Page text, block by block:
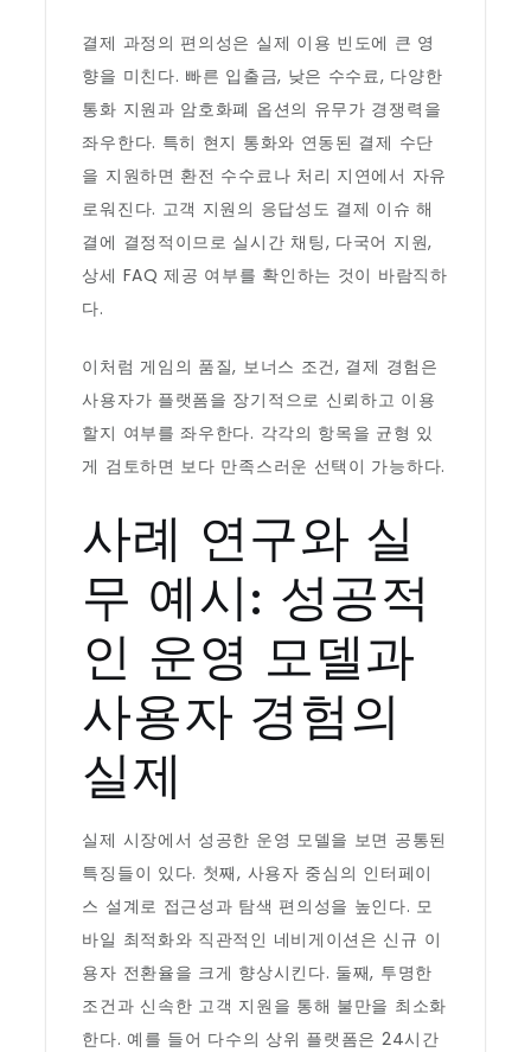
결제 과정의 편의성은 실제 이용 빈도에 큰 영
향을 미친다. 빠른 입출금, 낮은 수수료, 다양한
통화 지원과 암호화폐 옵션의 유무가 경쟁력을
좌우한다. 특히 현지 통화와 연동된 결제 수단
을 지원하면 환전 수수료나 처리 지연에서 자유
로워진다. 고객 지원의 응답성도 결제 이슈 해
결에 결정적이므로 실시간 채팅, 다국어 지원,
상세 FAQ 제공 여부를 확인하는 것이 바람직하
다.
이처럼 게임의 품질, 보너스 조건, 결제 경험은
사용자가 플랫폼을 장기적으로 신뢰하고 이용
할지 여부를 좌우한다. 각각의 항목을 균형 있
게 검토하면 보다 만족스러운 선택이 가능하다.
사례 연구와 실
무 예시: 성공적
인 운영 모델과
사용자 경험의
실제
실제 시장에서 성공한 운영 모델을 보면 공통된
특징들이 있다. 첫째, 사용자 중심의 인터페이
스 설계로 접근성과 탐색 편의성을 높인다. 모
바일 최적화와 직관적인 네비게이션은 신규 이
용자 전환율을 크게 향상시킨다. 둘째, 투명한
조건과 신속한 고객 지원을 통해 불만을 최소화
한다. 예를 들어 다수의 상위 플랫폼은 24시간